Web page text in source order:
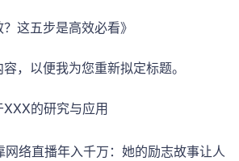
？这五步是高效必看》
，以便我为您重新拟定标题。
的研究与应用
网络直播年入千万：她的励志故事让人